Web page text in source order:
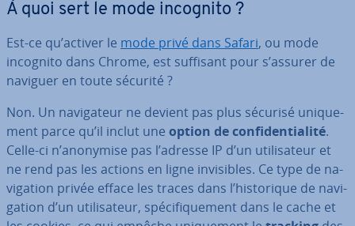
À quoi sert le mode incognito ?
Est-ce qu’activer le mode privé dans Safari, ou mode
incognito dans Chrome, est suffisant pour s’assurer de
naviguer en toute sécurité ?
Non. Un na­vi­ga­teur ne devient pas plus sécurisé uni­que­
ment parce qu’il inclut une option de con­fi­den­tia­lité.
Celle-ci n’anonymise pas l’adresse IP d’un uti­li­sa­teur et
ne rend pas les actions en ligne in­vi­sibles. Ce type de na­
vi­ga­tion privée efface les traces dans l’his­to­rique de na­vi­
ga­tion d’un uti­li­sa­teur, spé­ci­fi­que­ment dans le cache et